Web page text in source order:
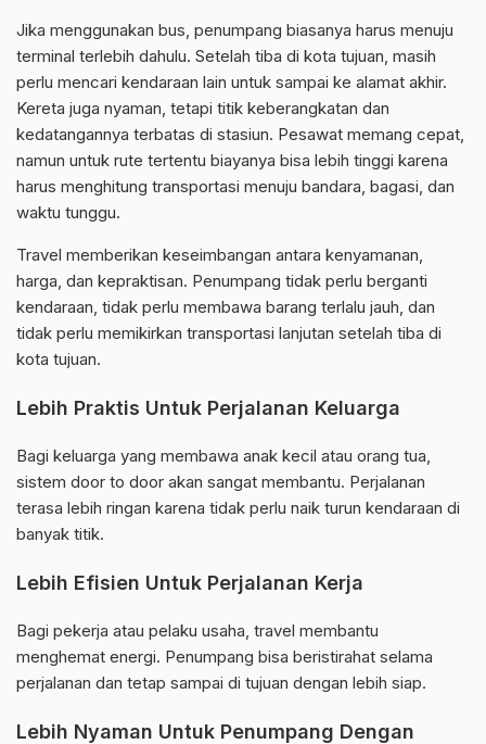
Jika menggunakan bus, penumpang biasanya harus menuju
terminal terlebih dahulu. Setelah tiba di kota tujuan, masih
perlu mencari kendaraan lain untuk sampai ke alamat akhir.
Kereta juga nyaman, tetapi titik keberangkatan dan
kedatangannya terbatas di stasiun. Pesawat memang cepat,
namun untuk rute tertentu biayanya bisa lebih tinggi karena
harus menghitung transportasi menuju bandara, bagasi, dan
waktu tunggu.
Travel memberikan keseimbangan antara kenyamanan,
harga, dan kepraktisan. Penumpang tidak perlu berganti
kendaraan, tidak perlu membawa barang terlalu jauh, dan
tidak perlu memikirkan transportasi lanjutan setelah tiba di
kota tujuan.
Lebih Praktis Untuk Perjalanan Keluarga
Bagi keluarga yang membawa anak kecil atau orang tua,
sistem door to door akan sangat membantu. Perjalanan
terasa lebih ringan karena tidak perlu naik turun kendaraan di
banyak titik.
Lebih Efisien Untuk Perjalanan Kerja
Bagi pekerja atau pelaku usaha, travel membantu
menghemat energi. Penumpang bisa beristirahat selama
perjalanan dan tetap sampai di tujuan dengan lebih siap.
Lebih Nyaman Untuk Penumpang Dengan